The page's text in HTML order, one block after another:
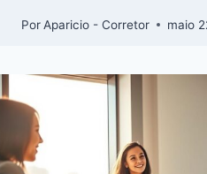
Por Aparicio - Corretor maio